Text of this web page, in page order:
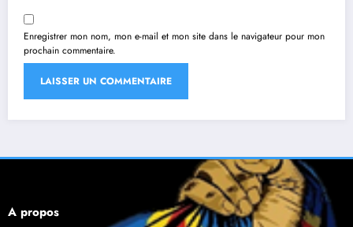
Enregistrer mon nom, mon e-mail et mon site dans le navigateur pour mon
prochain commentaire.
À propos